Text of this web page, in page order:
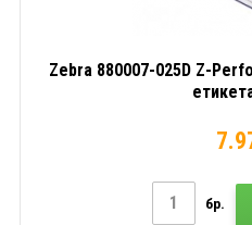
Zebra 880007-025D Z-
бр.